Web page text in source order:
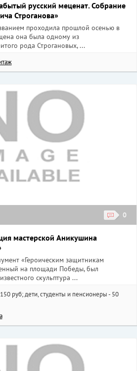
русский меценат. Собрание
Строганова»
проходила прошлой осенью в
она была одному из
рода Строгановых, ...
0
мастерской Аникушина
«Героическим защитникам
на площади Победы, был
скульптура ...
руб; дети, студенты и пенсионеры - 50